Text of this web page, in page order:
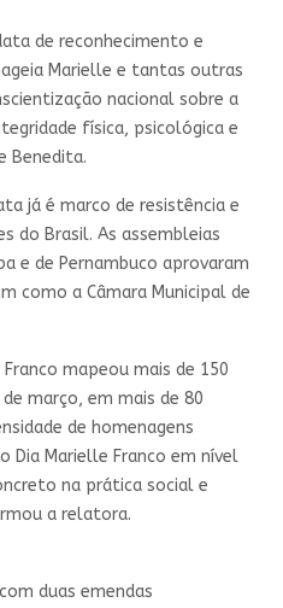
de reconhecimento e
Marielle e tantas outras
nacional sobre a
física, psicológica e
Benedita.
já é marco de resistência e
do Brasil. As assembleias
e de Pernambuco aprovaram
como a Câmara Municipal de
mapeou mais de 150
março, em mais de 80
de homenagens
Dia Marielle Franco em nível
na prática social e
a relatora.
duas emendas